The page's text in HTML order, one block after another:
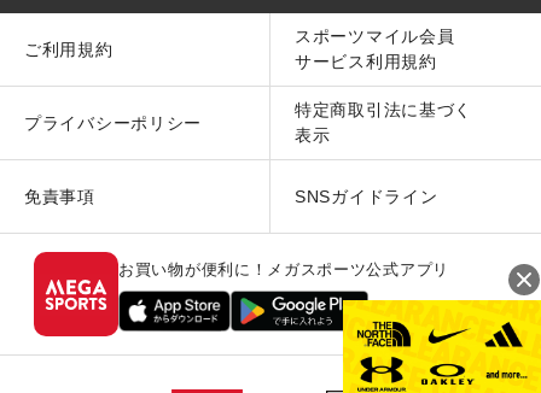
ご利用規約
スポーツマイル会員
サービス利用規約
プライバシーポリシー
特定商取引法に基づく
表示
免責事項 SNSガイドライン
お買い物が便利に！メガスポーツ公式アプリ